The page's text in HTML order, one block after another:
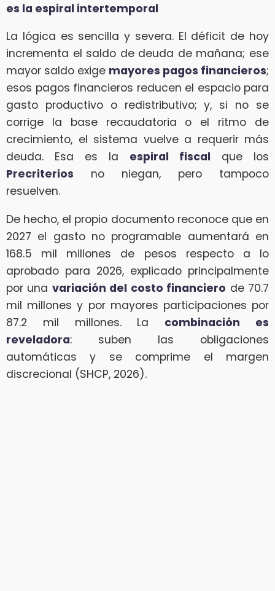
es la espiral intertemporal
La lógica es sencilla y severa. El déficit de hoy
incrementa el saldo de deuda de mañana; ese
mayor saldo exige mayores pagos financieros;
esos pagos financieros reducen el espacio para
gasto productivo o redistributivo; y, si no se
corrige la base recaudatoria o el ritmo de
crecimiento, el sistema vuelve a requerir más
deuda. Esa es la espiral fiscal que los
Precriterios no niegan, pero tampoco
resuelven.
De hecho, el propio documento reconoce que en
2027 el gasto no programable aumentará en
168.5 mil millones de pesos respecto a lo
aprobado para 2026, explicado principalmente
por una variación del costo financiero de 70.7
mil millones y por mayores participaciones por
87.2 mil millones. La combinación es
reveladora: suben las obligaciones
automáticas y se comprime el margen
discrecional (SHCP, 2026).